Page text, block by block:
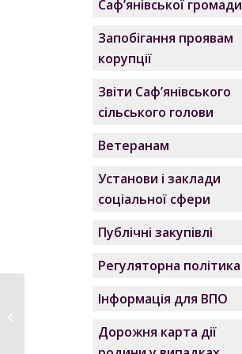
Саф’янівської громади
Запобігання проявам
корупції
Звіти Саф’янівського
сільського голови
Ветеранам
Установи і заклади
соціальної сфери
Публічні закупівлі
Регуляторна політика
Інформація для ВПО
Дорожня карта дії